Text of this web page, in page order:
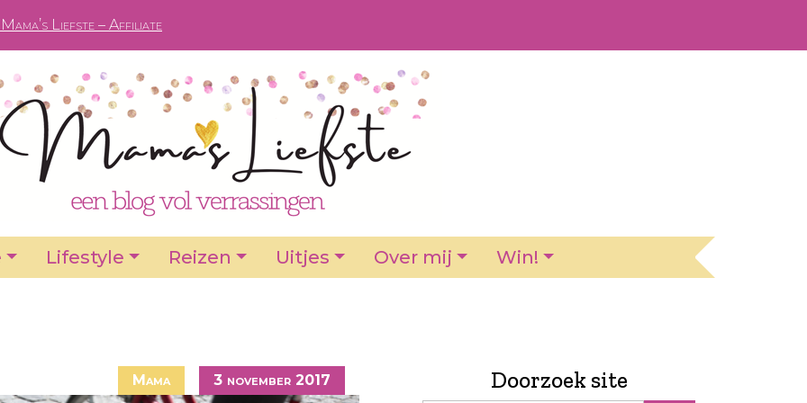
Liefste – Affiliate
Lifestyle Reizen Uitjes Over mij Win!
Mama 3 november 2017 Doorzoek site